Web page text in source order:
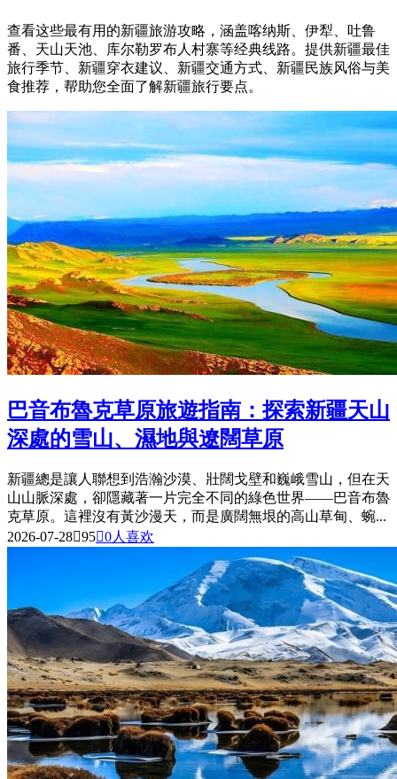
查看这些最有用的新疆旅游攻略，涵盖喀纳斯、伊犁、吐鲁
番、天山天池、库尔勒罗布人村寨等经典线路。提供新疆最佳
旅行季节、新疆穿衣建议、新疆交通方式、新疆民族风俗与美
食推荐，帮助您全面了解新疆旅行要点。
巴音布魯克草原旅遊指南：探索新疆天山
深處的雪山、濕地與遼闊草原
新疆總是讓人聯想到浩瀚沙漠、壯闊戈壁和巍峨雪山，但在天
山山脈深處，卻隱藏著一片完全不同的綠色世界——巴音布魯
克草原。這裡沒有黃沙漫天，而是廣闊無垠的高山草甸、蜿...
2026-07-28950人喜欢